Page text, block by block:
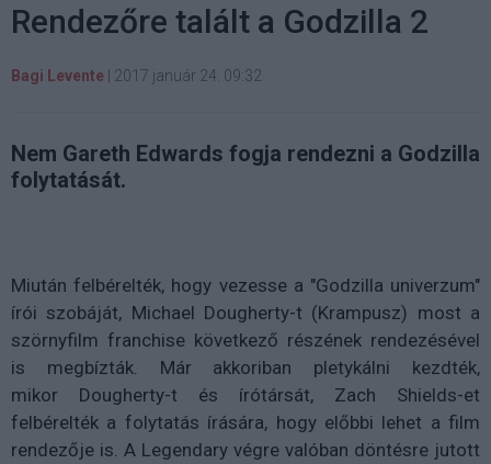
Rendezőre talált a Godzilla 2
Bagi Levente 2017 január 24. 09:32
Nem Gareth Edwards fogja rendezni a Godzilla
folytatását.
Miután felbérelték, hogy vezesse a "Godzilla univerzum"
írói szobáját, Michael Dougherty-t (Krampusz) most a
szörnyfilm franchise következő részének rendezésével
is megbízták. Már akkoriban pletykálni kezdték,
mikor Dougherty-t és írótársát, Zach Shields-et
felbérelték a folytatás írására, hogy előbbi lehet a film
rendezője is. A Legendary végre valóban döntésre jutott